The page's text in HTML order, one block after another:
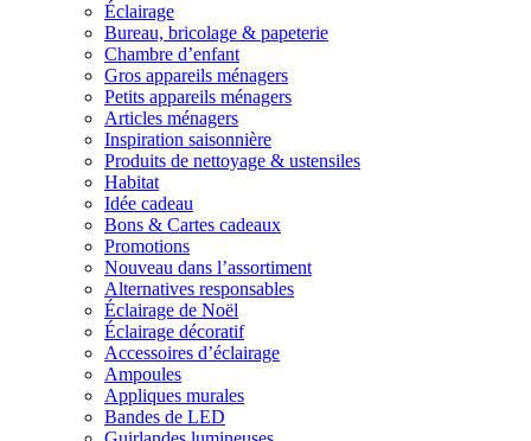
Éclairage
Bureau, bricolage & papeterie
Chambre d’enfant
Gros appareils ménagers
Petits appareils ménagers
Articles ménagers
Inspiration saisonnière
Produits de nettoyage & ustensiles
Habitat
Idée cadeau
Bons & Cartes cadeaux
Promotions
Nouveau dans l’assortiment
Alternatives responsables
Éclairage de Noël
Éclairage décoratif
Accessoires d’éclairage
Ampoules
Appliques murales
Bandes de LED